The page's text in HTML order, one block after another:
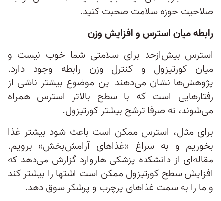
صلاحیت حوزه سلامت صحبت کنید.
رابطه میان استرس و افزایش وزن
استرس بیش‌ازحد برای سلامتی شما خوب نیست و
میان کورتیزول و کنترل وزن رابطه وجود دارد.
پژوهش‌ها نشان می‌دهند این موضوع بیشتر ناشی از
رفتارهایی است که با سطح بالاتر استرس همراه
می‌شوند، نه صرفا ترشح بیشتر کورتیزول.
برای مثال، استرس ممکن است باعث شود بیشتر غذا
بخوریم و به سراغ «غذاهای آرامش‌بخش» برویم.
مقاله‌ای از دانشکده پزشکی هاروارد گزارش می‌دهد که
افزایش سطح کورتیزول ممکن است اشتها را بیشتر کند
و ما را به سمت غذاهای پرچرب و پرشکر سوق دهد.